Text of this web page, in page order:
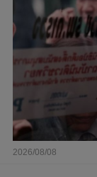
2026/08/08